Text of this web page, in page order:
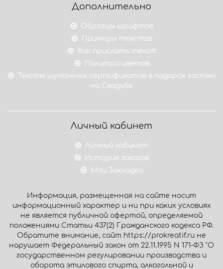
Дополнительно
Образцы шрифтов
Примеры текстов
Как прислать текст
Палитра цветов
Тексты шуточных сертификатов в подарок гостям
на Свадьбе
Личный кабинет
Личный кабинет
История заказов
Мои Закладки
Информация, размещенная на сайте носит
информационный характер и ни при каких условиях
не является публичной офертой, определяемой
положениями Статьи 437(2) Гражданского кодекса РФ.
Обратите внимание, сайт https://prokreatif.ru не
нарушает Федеральный закон от 22.11.1995 N 171-ФЗ "О
государственном регулировании производства и
оборота этилового спирта, алкогольной и